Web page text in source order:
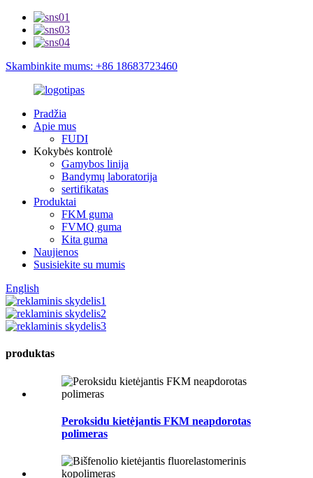
Skambinkite mums: +86 18683723460
Pradžia
Apie mus
FUDI
Kokybės kontrolė
Gamybos linija
Bandymų laboratorija
sertifikatas
Produktai
FKM guma
FVMQ guma
Kita guma
Naujienos
Susisiekite su mumis
English
produktas
Peroksidu kietėjantis FKM neapdorotas
polimeras